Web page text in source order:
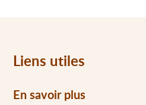
Liens utiles
En savoir plus